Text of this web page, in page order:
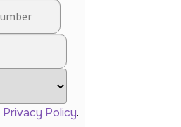
Privacy Policy.